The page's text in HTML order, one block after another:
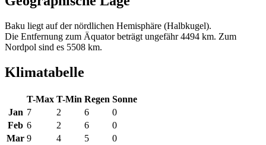
Baku liegt auf der nördlichen Hemisphäre (Halbkugel).
Die Entfernung zum Äquator beträgt ungefähr 4494 km. Zum
Nordpol sind es 5508 km.
Klimatabelle
T-Max T-Min Regen Sonne
Jan 7 2 6
0
Feb 6 2 6
0
Mar 9 4 5
0